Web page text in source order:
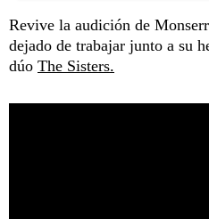
Revive la audición de
dejado de trabajar junto a su
dúo The Sisters.